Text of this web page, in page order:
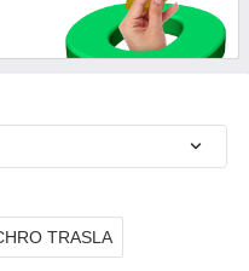
TRASLA